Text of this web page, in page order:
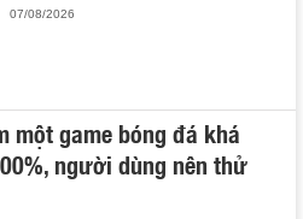
07/08/2026
một game bóng đá khá
người dùng nên thử